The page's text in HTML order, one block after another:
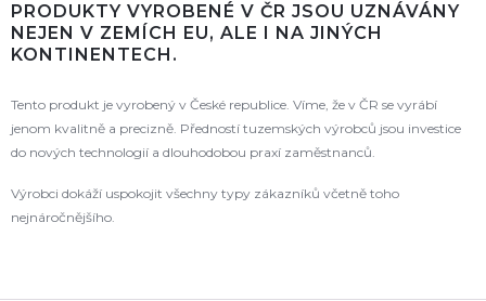
PRODUKTY VYROBENÉ V ČR JSOU UZNÁVÁNY
NEJEN V ZEMÍCH EU, ALE I NA JINÝCH
KONTINENTECH.
Tento produkt je vyrobený v České republice. Víme, že v ČR se vyrábí
jenom kvalitně a precizně. Předností tuzemských výrobců jsou investice
do nových technologií a dlouhodobou praxí zaměstnanců.
Výrobci dokáží uspokojit všechny typy zákazníků včetně toho
nejnáročnějšího.